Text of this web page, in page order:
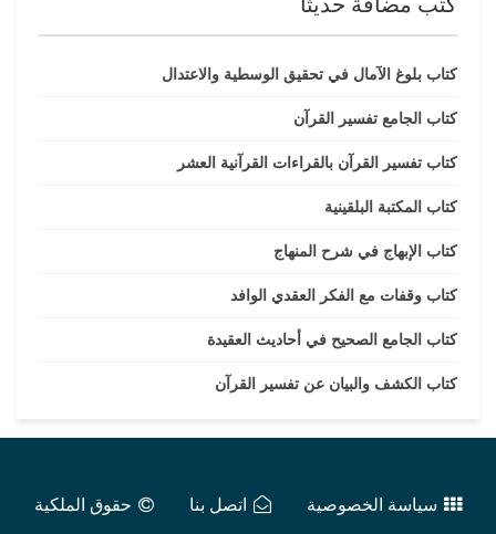
كتاب بلوغ الآمال في تحقيق الوسطية والاعتدال
كتاب الجامع تفسير القرآن
كتاب تفسير القرآن بالقراءات القرآنية العشر
كتاب المكتبة البلقينية
كتاب الإبهاج في شرح المنهاج
كتاب وقفات مع الفكر العقدي الوافد
كتاب الجامع الصحيح في أحاديث العقيدة
كتاب الكشف والبيان عن تفسير القرآن
سياسة الخصوصية اتصل بنا حقوق الملكية